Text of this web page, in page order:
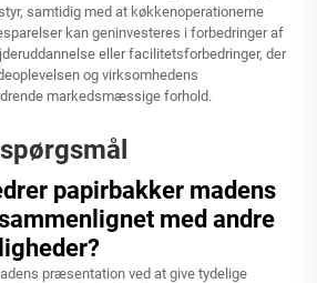
samtidig med at køkkenoperationerne
kan geninvesteres i forbedringer af
eller facilitetsforbedringer, der
og virksomhedens
markedsmæssige forhold.
papirbakker madens
med andre
præsentation ved at give tydelige